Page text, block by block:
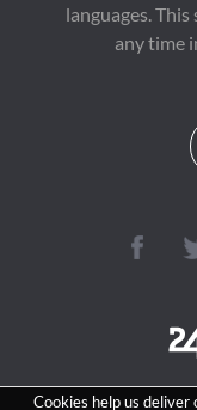
Cookies help us deliver
languages.
any time